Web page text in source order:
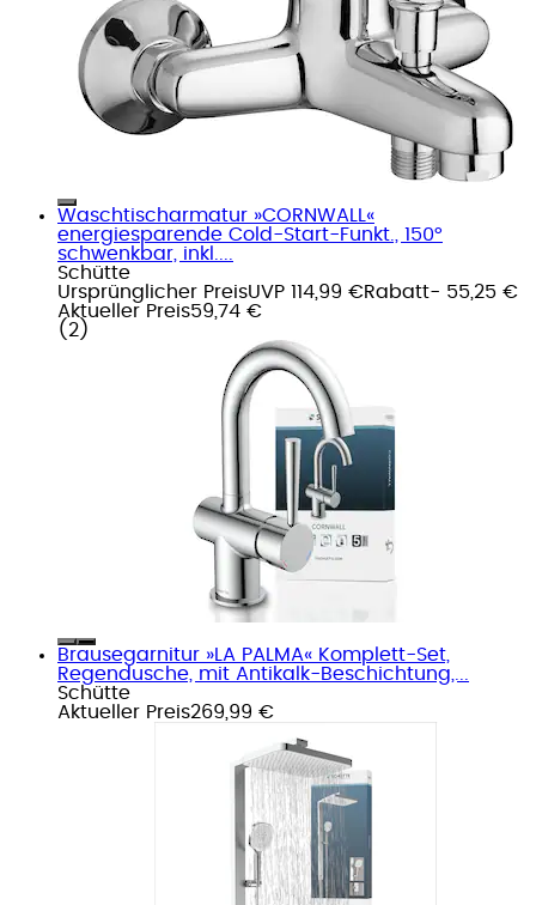
Waschtischarmatur »CORNWALL«
energiesparende Cold-Start-Funkt., 150°
schwenkbar, inkl....
Schütte
Ursprünglicher PreisUVP 114,99 €Rabatt- 55,25 €
Aktueller Preis59,74 €
( 2 )
Brausegarnitur »LA PALMA« Komplett-Set,
Regendusche, mit Antikalk-Beschichtung,...
Schütte
Aktueller Preis269,99 €